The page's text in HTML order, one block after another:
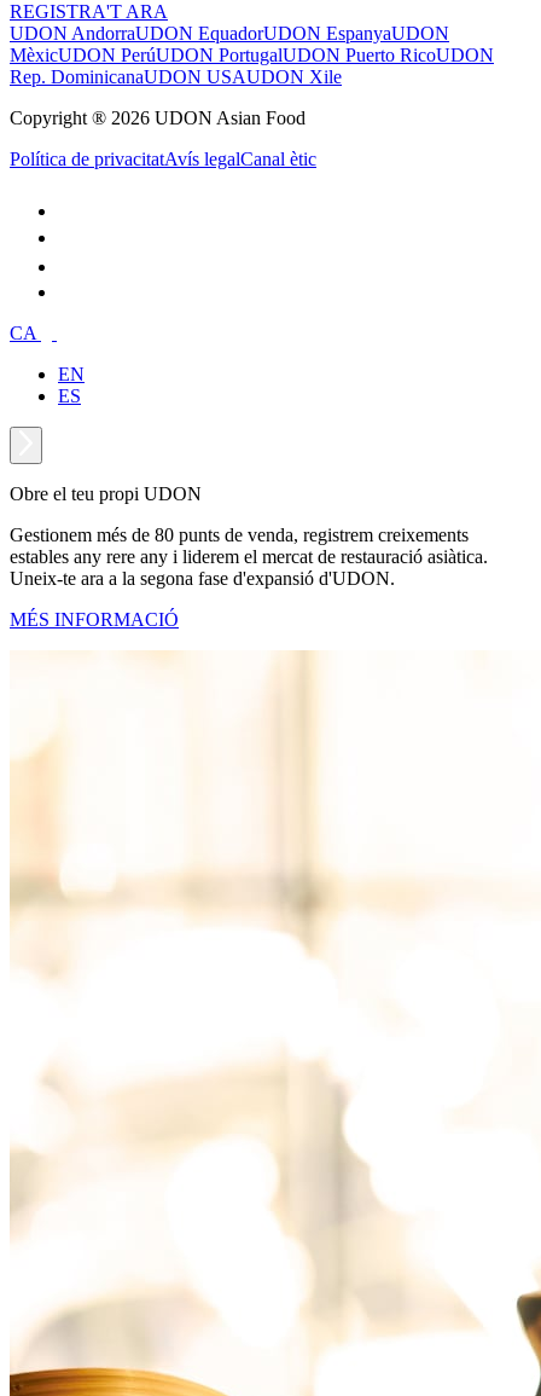
REGISTRA'T ARA
UDON AndorraUDON EquadorUDON EspanyaUDON
MèxicUDON PerúUDON PortugalUDON Puerto RicoUDON
Rep. DominicanaUDON USAUDON Xile
Copyright ® 2026 UDON Asian Food
Política de privacitatAvís legalCanal ètic
CA
EN
ES
Obre el teu propi UDON
Gestionem més de 80 punts de venda, registrem creixements
estables any rere any i liderem el mercat de restauració asiàtica.
Uneix-te ara a la segona fase d'expansió d'UDON.
MÉS INFORMACIÓ